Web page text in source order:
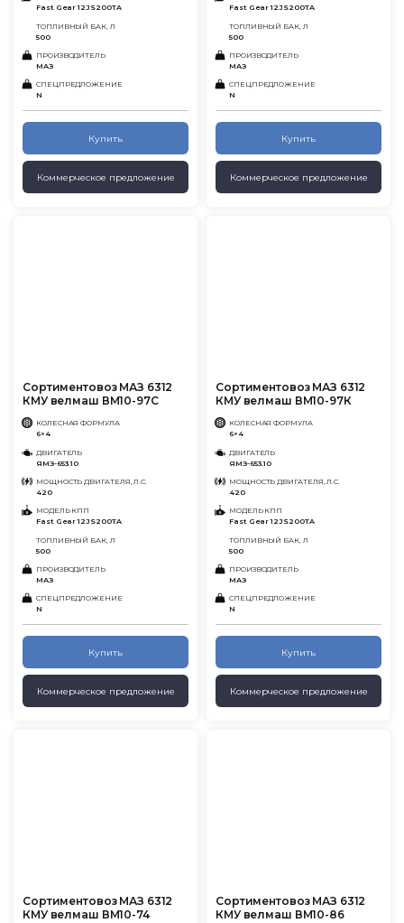
Fast Gear 12JS200TA
ТОПЛИВНЫЙ БАК, Л
500
ПРОИЗВОДИТЕЛЬ
МАЗ
СПЕЦПРЕДЛОЖЕНИЕ
N
Купить
Коммерческое предложение
Fast Gear 12JS200TA
ТОПЛИВНЫЙ БАК, Л
500
ПРОИЗВОДИТЕЛЬ
МАЗ
СПЕЦПРЕДЛОЖЕНИЕ
N
Купить
Коммерческое предложение
Сортиментовоз МАЗ 6312
КМУ велмаш ВМ10-97С
КОЛЕСНАЯ ФОРМУЛА
6×4
ДВИГАТЕЛЬ
ЯМЗ-653.10
МОЩНОСТЬ ДВИГАТЕЛЯ, Л.С.
420
МОДЕЛЬ КПП
Fast Gear 12JS200TA
ТОПЛИВНЫЙ БАК, Л
500
ПРОИЗВОДИТЕЛЬ
МАЗ
СПЕЦПРЕДЛОЖЕНИЕ
N
Купить
Коммерческое предложение
Сортиментовоз МАЗ 6312
КМУ велмаш ВМ10-97К
КОЛЕСНАЯ ФОРМУЛА
6×4
ДВИГАТЕЛЬ
ЯМЗ-653.10
МОЩНОСТЬ ДВИГАТЕЛЯ, Л.С.
420
МОДЕЛЬ КПП
Fast Gear 12JS200TA
ТОПЛИВНЫЙ БАК, Л
500
ПРОИЗВОДИТЕЛЬ
МАЗ
СПЕЦПРЕДЛОЖЕНИЕ
N
Купить
Коммерческое предложение
Сортиментовоз МАЗ 6312
КМУ велмаш ВМ10-74
Сортиментовоз МАЗ 6312
КМУ велмаш ВМ10-86